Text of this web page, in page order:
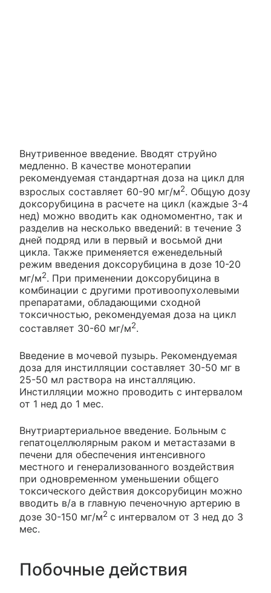
Внутривенное введение. Вводят струйно
медленно. В качестве монотерапии
рекомендуемая стандартная доза на цикл для
взрослых составляет 60-90 мг/м2. Общую дозу
доксорубицина в расчете на цикл (каждые 3-4
нед) можно вводить как одномоментно, так и
разделив на несколько введений: в течение 3
дней подряд или в первый и восьмой дни
цикла. Также применяется еженедельный
режим введения доксорубицина в дозе 10-20
мг/м2. При применении доксорубицина в
комбинации с другими противоопухолевыми
препаратами, обладающими сходной
токсичностью, рекомендуемая доза на цикл
составляет 30-60 мг/м2.
Введение в мочевой пузырь. Рекомендуемая
доза для инстилляции составляет 30-50 мг в
25-50 мл раствора на инсталляцию.
Инстилляции можно проводить с интервалом
от 1 нед до 1 мес.
Внутриартериальное введение. Больным с
гепатоцеллюлярным раком и метастазами в
печени для обеспечения интенсивного
местного и генерализованного воздействия
при одновременном уменьшении общего
токсического действия доксорубицин можно
вводить в/а в главную печеночную артерию в
дозе 30-150 мг/м2 с интервалом от 3 нед до 3
мес.
Побочные действия